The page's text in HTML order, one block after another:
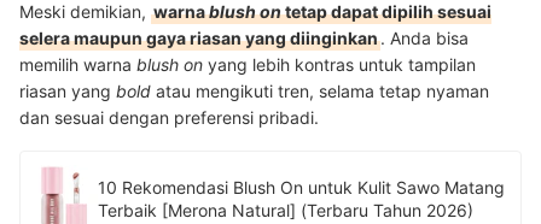
Meski demikian, warnablush ontetap dapat dipilih sesuai
selera maupun gaya riasan yang diinginkan. Anda bisa
memilih warna blush on yang lebih kontras untuk tampilan
riasan yang bold atau mengikuti tren, selama tetap nyaman
dan sesuai dengan preferensi pribadi.
10 Rekomendasi Blush On untuk Kulit Sawo Matang
Terbaik [Merona Natural] (Terbaru Tahun 2026)